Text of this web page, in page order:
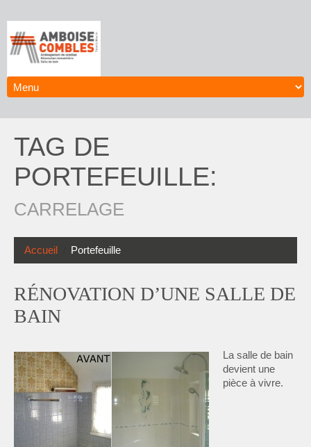
TAG DE
PORTEFEUILLE:
CARRELAGE
Accueil Portefeuille
RÉNOVATION D’UNE SALLE DE
BAIN
La salle de bain
devient une
pièce à vivre.